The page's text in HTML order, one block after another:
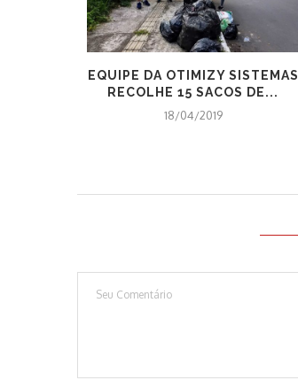
EQUIPE DA OTIMIZY SISTEMAS
RECOLHE 15 SACOS DE...
18/04/2019